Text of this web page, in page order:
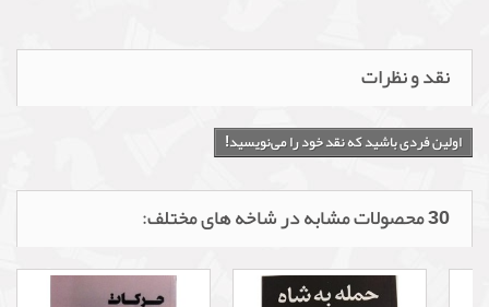
نقد و نظرات
اولین فردی باشید که نقد خود را می‌نویسید!
30 محصولات مشابه در شاخه های مختلف: